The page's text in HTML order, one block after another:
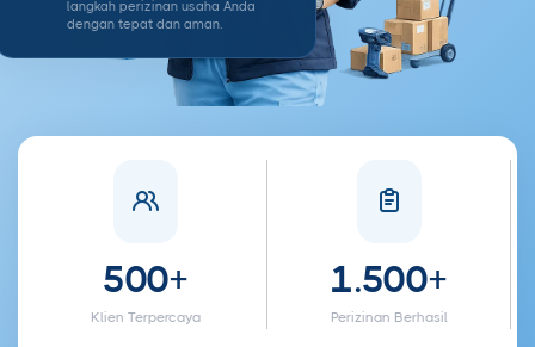
langkah perizinan usaha Anda
dengan tepat dan aman.
500+
Klien Terpercaya
1.500+
Perizinan Berhasil